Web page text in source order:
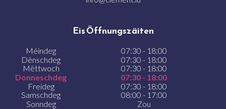
Eis Öffnungszäiten
Méindeg
07:30 - 18:00
Dënschdeg
07:30 - 18:00
Mëttwoch
07:30 - 18:00
Donneschdeg
07:30 - 18:00
Freideg
07:30 - 18:00
Samschdeg
08:00 - 17:00
Sonndeg
Zou